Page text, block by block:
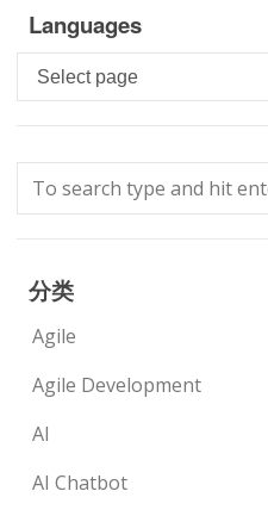
Languages
Languages
分类
Agile
Agile Development
AI
AI Chatbot